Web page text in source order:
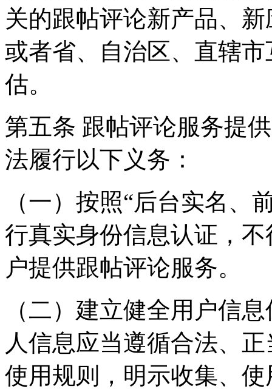
关的跟帖评论新产品、
或者省、自治区、直辖
估。
第五条 跟帖评论服务提
法履行以下义务：
（一）按照“后台实名、
行真实身份信息认证，
户提供跟帖评论服务。
（二）建立健全用户信
人信息应当遵循合法、
使用规则，明示收集、